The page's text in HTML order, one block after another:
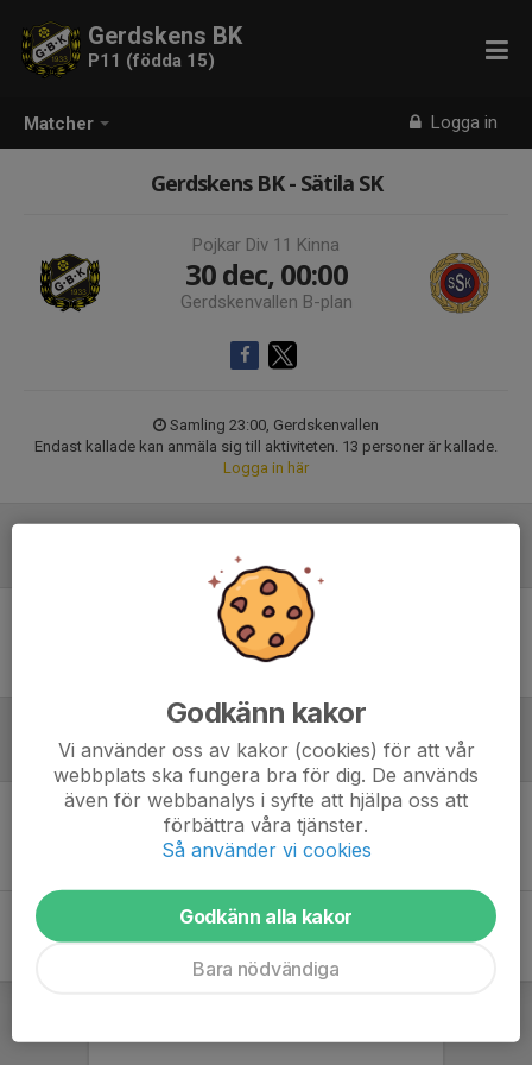
Matcher Logga in
Gerdskens BK
P11 (födda 15)
Gerdskens BK - Sätila SK
Pojkar Div 11 Kinna
30 dec, 00:00
Gerdskenvallen B-plan
Samling 23:00, Gerdskenvallen
Endast kallade kan anmäla sig till aktiviteten. 13 personer är kallade.
Logga in här
Ingen uppställning ifylld
Inför match
Inget skrivet
Godkänn kakor
Vi använder oss av kakor (cookies) för att vår
webbplats ska fungera bra för dig. De används
även för webbanalys i syfte att hjälpa oss att
förbättra våra tjänster.
Så använder vi cookies
Godkänn alla kakor
Bara nödvändiga